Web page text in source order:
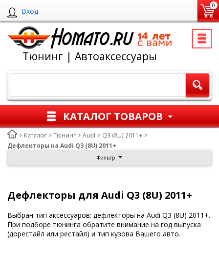
Вход
0
Тюнинг | Автоаксессуары
КАТАЛОГ ТОВАРОВ
Каталог Тюнинг Audi
Q3 (8U) 2011+
Дефлекторы на Audi Q3 (8U) 2011+
Фильтр
Дефлекторы для Audi Q3 (8U) 2011+
Выбран тип аксессуаров: дефлекторы на Audi Q3 (8U) 2011+.
При подборе тюнинга обратите внимание на год выпуска
(дорестайл или рестайл) и тип кузова Вашего авто.